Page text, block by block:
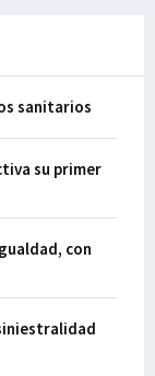
sanitarios
su primer
con